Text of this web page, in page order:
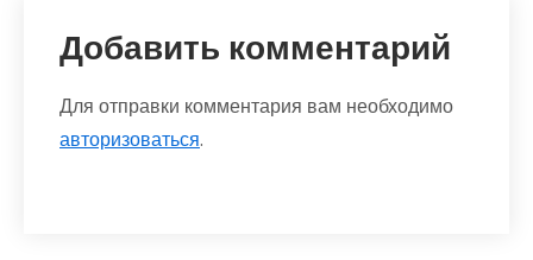
Добавить комментарий
Для отправки комментария вам необходимо
авторизоваться.